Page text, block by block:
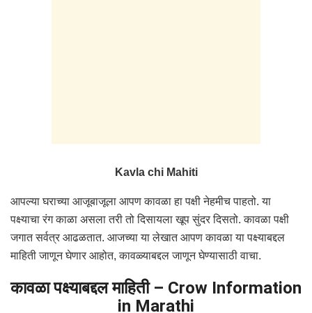
Kavla chi Mahiti
आपल्या घराच्या आजूबाजूला आपण कावळा हा पक्षी नेहमीच पाहतो. या
पक्ष्याचा रंग काळा असला तरी तो दिसायला खूप सुंदर दिसतो. कावळा पक्षी
जगात सर्वत्र आढळतात. आजच्या या लेखात आपण कावळा या पक्ष्याबद्दल
माहिती जाणून घेणार आहोत, कावळ्याबद्दल जाणून घेण्यासाठी वाचा.
कावळा पक्ष्याबद्दल माहिती – Crow Information
in Marathi